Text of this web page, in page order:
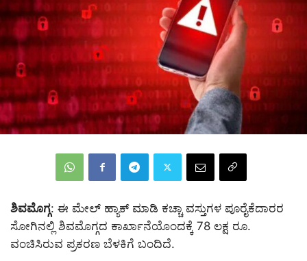
ಶಿವಮೊಗ್ಗ: ಈ ಮೇಲ್ ಹ್ಯಾಕ್ ಮಾಡಿ ಕಚ್ಚಾ ವಸ್ತುಗಳ ಪೂರೈಕೆದಾರರ
ಸೋಗಿನಲ್ಲಿ ಶಿವಮೊಗ್ಗದ ಕಾರ್ಖಾನೆಯೊಂದಕ್ಕೆ 78 ಲಕ್ಷ ರೂ.
ವಂಚಿಸಿರುವ ಪ್ರಕರಣ ಬೆಳಕಿಗೆ ಬಂದಿದೆ.